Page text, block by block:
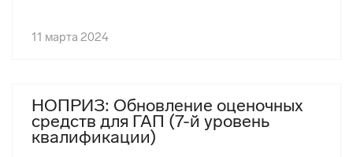
11 марта 2024
НОПРИЗ: Обновление оценочных
средств для ГАП (7-й уровень
квалификации)